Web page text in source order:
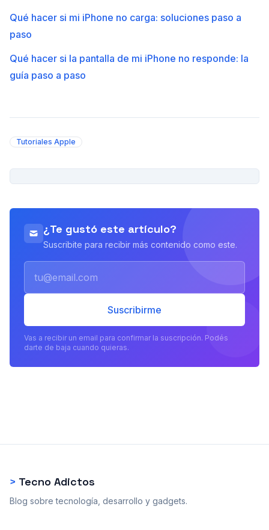
Qué hacer si mi iPhone no carga: soluciones paso a
paso
Qué hacer si la pantalla de mi iPhone no responde: la
guía paso a paso
Tutoriales Apple
¿Te gustó este artículo?
Suscribite para recibir más contenido como este.
Suscribirme
Vas a recibir un email para confirmar la suscripción. Podés
darte de baja cuando quieras.
> Tecno Adictos
Blog sobre tecnología, desarrollo y gadgets.